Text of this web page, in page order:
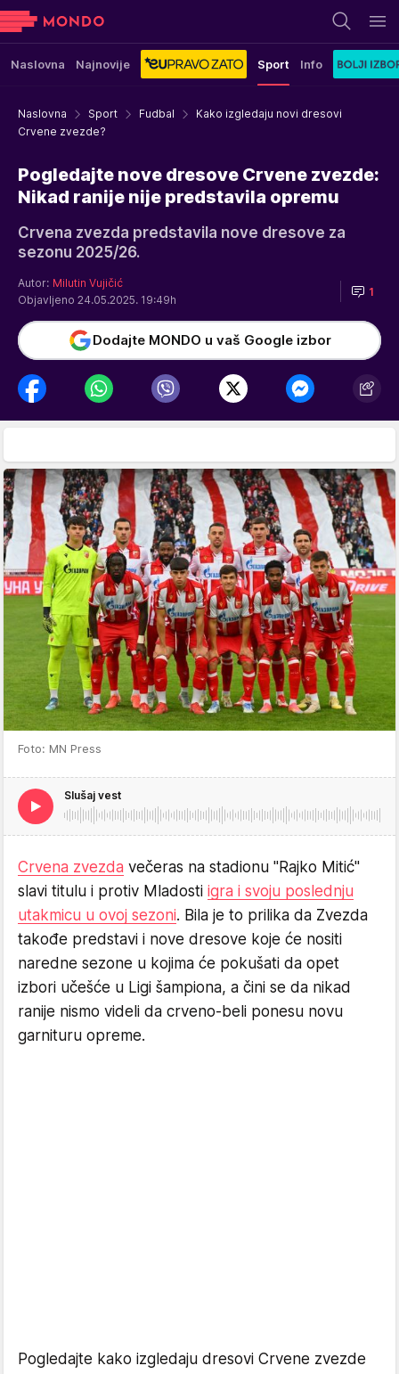
Naslovna Najnovije Sport Info
Naslovna Sport Fudbal
Kako izgledaju novi dresovi
Crvene zvezde?
Pogledajte nove dresove Crvene zvezde:
Nikad ranije nije predstavila opremu
Crvena zvezda predstavila nove dresove za
sezonu 2025/26.
Autor: Milutin Vujičić
Objavljeno 24.05.2025. 19:49h
1
Dodajte MONDO u vaš Google izbor
Foto: MN Press
Slušaj vest
Crvena zvezda večeras na stadionu "Rajko Mitić"
slavi titulu i protiv Mladosti igra i svoju poslednju
utakmicu u ovoj sezoni. Bila je to prilika da Zvezda
takođe predstavi i nove dresove koje će nositi
naredne sezone u kojima će pokušati da opet
izbori učešće u Ligi šampiona, a čini se da nikad
ranije nismo videli da crveno-beli ponesu novu
garnituru opreme.
Pogledajte kako izgledaju dresovi Crvene zvezde